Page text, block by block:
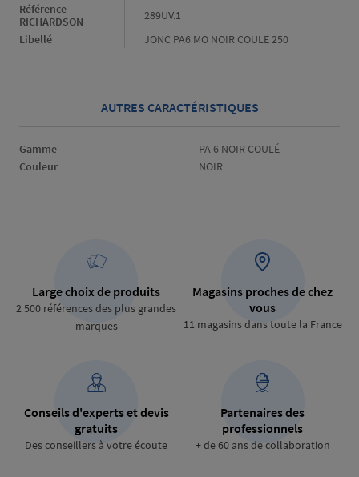
Référence
RICHARDSON
289UV.1
Libellé
JONC PA6 MO NOIR COULE 250
AUTRES CARACTÉRISTIQUES
Gamme Gamme
PA 6 NOIR COULÉ
Couleur
Couleur
NOIR
Large choix de produits
2 500 références des plus grandes
marques
Magasins proches de chez
vous
11 magasins dans toute la France
Conseils d'experts et devis
gratuits
Des conseillers à votre écoute
Partenaires des
professionnels
+ de 60 ans de collaboration